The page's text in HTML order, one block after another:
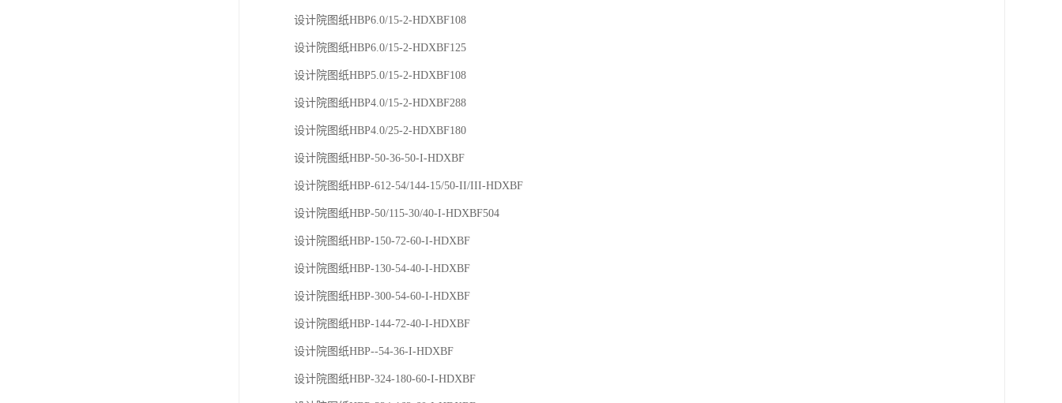
设计院图纸HBP6.0/15-2-HDXBF108
设计院图纸HBP6.0/15-2-HDXBF125
设计院图纸HBP5.0/15-2-HDXBF108
设计院图纸HBP4.0/15-2-HDXBF288
设计院图纸HBP4.0/25-2-HDXBF180
设计院图纸HBP-50-36-50-I-HDXBF
设计院图纸HBP-612-54/144-15/50-II/III-HDXBF
设计院图纸HBP-50/115-30/40-I-HDXBF504
设计院图纸HBP-150-72-60-I-HDXBF
设计院图纸HBP-130-54-40-I-HDXBF
设计院图纸HBP-300-54-60-I-HDXBF
设计院图纸HBP-144-72-40-I-HDXBF
设计院图纸HBP--54-36-I-HDXBF
设计院图纸HBP-324-180-60-I-HDXBF